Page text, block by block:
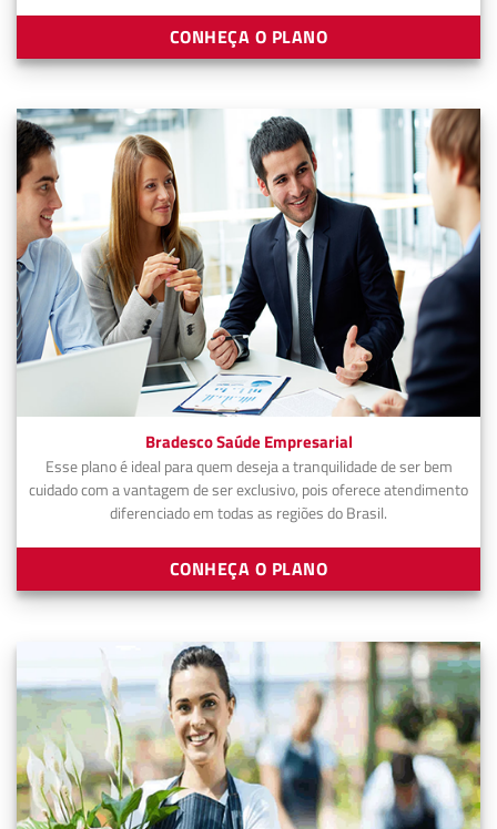
CONHEÇA O PLANO
Bradesco Saúde Empresarial
Esse plano é ideal para quem deseja a tranquilidade de ser bem
cuidado com a vantagem de ser exclusivo, pois oferece atendimento
diferenciado em todas as regiões do Brasil.
CONHEÇA O PLANO